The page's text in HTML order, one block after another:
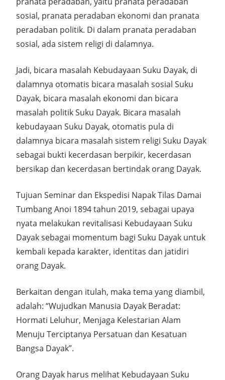
sosial, pranata peradaban ekonomi dan pranata
peradaban politik. Di dalam pranata peradaban
sosial, ada sistem religi di dalamnya.
Jadi, bicara masalah Kebudayaan Suku Dayak, di
dalamnya otomatis bicara masalah sosial Suku
Dayak, bicara masalah ekonomi dan bicara
masalah politik Suku Dayak. Bicara masalah
kebudayaan Suku Dayak, otomatis pula di
dalamnya bicara masalah sistem religi Suku Dayak
sebagai bukti kecerdasan berpikir, kecerdasan
bersikap dan kecerdasan bertindak orang Dayak.
Tujuan Seminar dan Ekspedisi Napak Tilas Damai
Tumbang Anoi 1894 tahun 2019, sebagai upaya
nyata melakukan revitalisasi Kebudayaan Suku
Dayak sebagai momentum bagi Suku Dayak untuk
kembali kepada karakter, identitas dan jatidiri
orang Dayak.
Berkaitan dengan itulah, maka tema yang diambil,
adalah: “Wujudkan Manusia Dayak Beradat:
Hormati Leluhur, Menjaga Kelestarian Alam
Menuju Terciptanya Persatuan dan Kesatuan
Bangsa Dayak”.
Orang Dayak harus melihat Kebudayaan Suku